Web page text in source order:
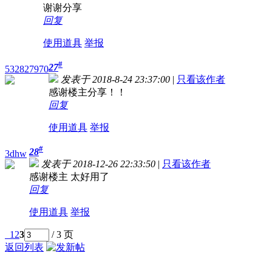
谢谢分享
回复
使用道具 举报
53282797027#
发表于 2018-8-24 23:37:00 | 只看该作者
感谢楼主分享！！
回复
使用道具 举报
3dhw 28#
发表于 2018-12-26 22:33:50 | 只看该作者
感谢楼主 太好用了
回复
使用道具 举报
1 23
/ 3 页
返回列表